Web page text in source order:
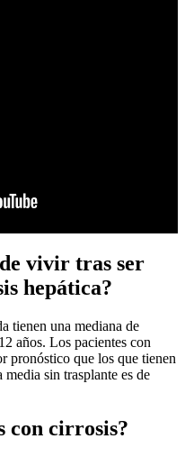
vivir tras ser
hepática?
tienen una mediana de
años. Los pacientes con
pronóstico que los que tienen
sin trasplante es de
con cirrosis?